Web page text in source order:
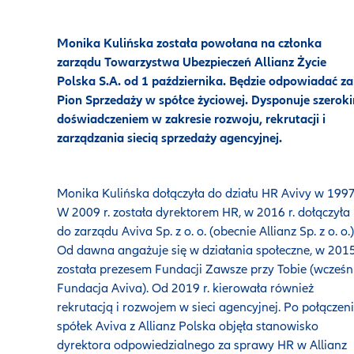
Monika Kulińska została powołana na członka
zarządu Towarzystwa Ubezpieczeń Allianz Życie
Polska S.A. od 1 października. Będzie odpowiadać za
Pion Sprzedaży w spółce życiowej. Dysponuje
doświadczeniem w zakresie rozwoju, rekrutacji i
zarządzania siecią sprzedaży agencyjnej.
Monika Kulińska dołączyła do działu HR Avivy w
W 2009 r. została dyrektorem HR, w 2016 r. dołączyła
do zarządu Aviva Sp. z o. o. (obecnie Allianz Sp. z o. o.)
Od dawna angażuje się w działania społeczne, w
została prezesem Fundacji Zawsze przy Tobie
Fundacja Aviva). Od 2019 r. kierowała również
rekrutacją i rozwojem w sieci agencyjnej. Po
spółek Aviva z Allianz Polska objęła stanowisko
dyrektora odpowiedzialnego za sprawy HR w Allianz